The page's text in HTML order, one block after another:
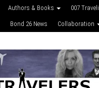
Authors & Books 007
Bond 26 News Collaboration